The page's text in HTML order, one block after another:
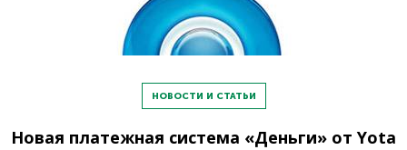
НОВОСТИ И СТАТЬИ
Новая платежная система «Деньги» от Yota